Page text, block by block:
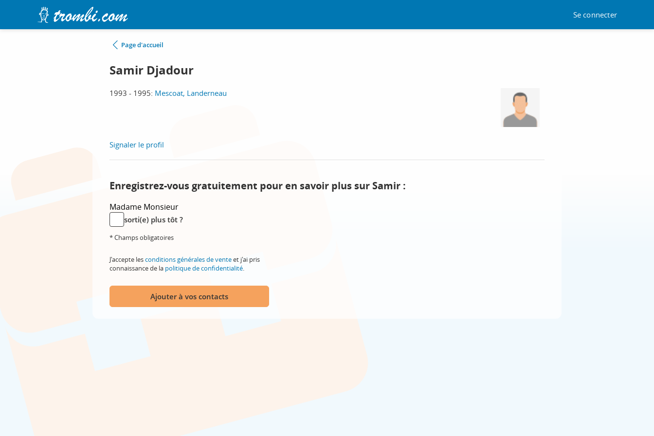
Se connecter
Page d'accueil
Samir Djadour
1993 - 1995: Mescoat, Landerneau
Signaler le profil
Enregistrez-vous gratuitement pour en savoir plus sur Samir :
Madame Monsieur
sorti(e) plus tôt ?
* Champs obligatoires
J'accepte lesconditions générales de venteet j'ai pris
connaissance de la politique de confidentialité.
Ajouter à vos contacts